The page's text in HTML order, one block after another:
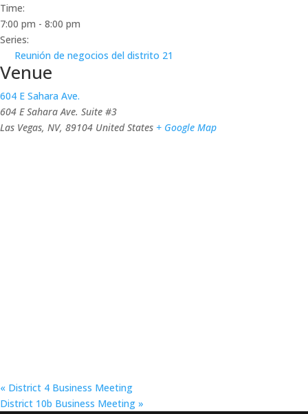
Time:
7:00 pm - 8:00 pm
Series:
Reunión de negocios del distrito 21
Venue
604 E Sahara Ave.
604 E Sahara Ave. Suite #3
Las Vegas, NV, 89104 United States + Google Map
« District 4 Business Meeting
District 10b Business Meeting »